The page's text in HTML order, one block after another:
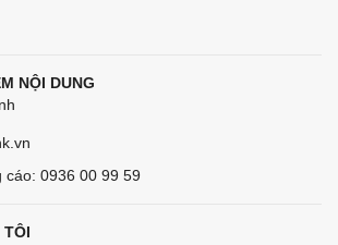
NỘI DUNG
cáo: 0936 00 99 59
TÔI